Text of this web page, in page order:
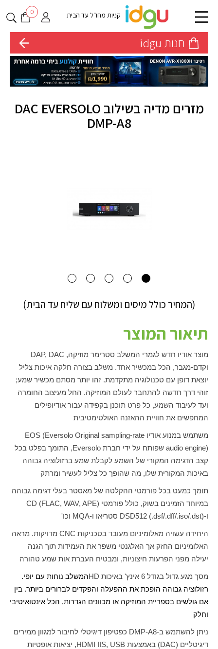
קניות מחו״ל עד הבית 0
חנות idgu
מזרים מדיה בשילוב DAC EVERSOLO
DMP-A8
(המחיר כולל מיסים ומשלוח עם שליח עד הבית)
תיאור המוצר
מוצר אודיו חדש לגמרי המשלב סטרימר מוזיקה, DAP, DAC
וקדם-מגבר, הכל במכשיר אחד. משלב בצורה חלקה איכות צליל
יוצאת דופן עם טכנולוגיה מתקדמת. זהו יותר מסתם מכשיר שמע;
זוהי דרך חדשה להתחבר לעולם המוזיקה. החל מעיצוב החומרה
ועד לעיבוד השמע, כל פרט תוכנן בקפידה עבור אודיופילים
המחפשים את חוויית ההאזנה האולטימטיבית
משתמש במנוע אודיו EOS (Eversolo Original sampling-rate
audio engine) שפותח על ידי חברת Eversolo, התומך בפלט בכל
קצב הדגימה המקורי של השמע לקבלת שמע ברזולוציה גבוהה
באיכות המקורית שלו, מה שהופך כל צליל לעשיר ומרתק
תומך כמעט בכל פורמטי ההקלטה של ​​מאסטר בעלי דגימה גבוהה
במיוחד הזמינים בשוק, כולל פורמטי CD (FLAC, WAV, APE)
ו-DSD512 (.dsf/.dff/.iso/.dst) סטריאו ו-MQA וכו'
היחידה עשויה מאלומיניום מעובד בטכניקות CNC מדויקות. מראה
האלומיניום החזק אך האלגנטי משפר את העמידות תוך הגנה
יעילה מפני הפרעות חיצוניות, ומבטיח העברת אות שמע טהורה
מסך מגע גדול בגודל 6 אינץ' באיכות HDהמשלב נוחות עם יופי.
רזולוציה גבוהה הופכת את ההפעלה והפקדים לברורים ביותר. בין
אם גולשים בספריית המוזיקה או מכוונים הגדרות, הכל אינטואיטיבי
וחלק
ניתן להשתמש ב-DMP-A8 כפטיפון דיגיטלי לחיבור למגוון ממירים
דיגיטליים (DAC) באמצעות HDMI IIS, USB, יציאות אופטיות